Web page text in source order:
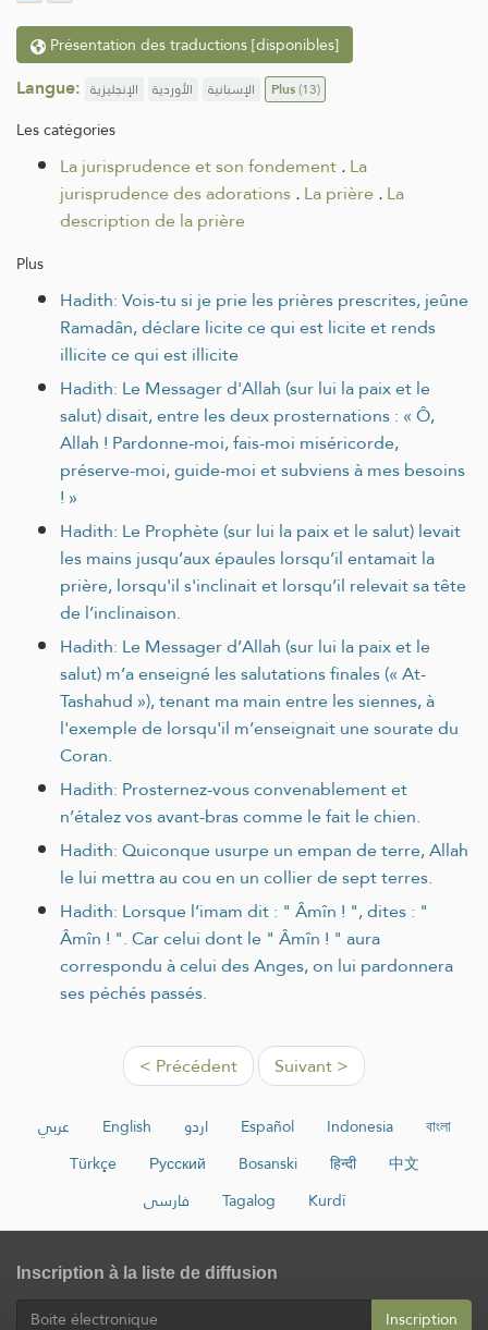
Présentation des traductions [disponibles]
Langue: الإنجليزية الأوردية الإسبانية Plus(13)
Les catégories
La jurisprudence et son fondement.La
jurisprudence des adorations.La prière .La
description de la prière
Plus
Hadith: Vois-tu si je prie les prières prescrites, jeûne
Ramadân, déclare licite ce qui est licite et rends
illicite ce qui est illicite
Hadith: Le Messager d'Allah (sur lui la paix et le
salut) disait, entre les deux prosternations : « Ô,
Allah ! Pardonne-moi, fais-moi miséricorde,
préserve-moi, guide-moi et subviens à mes besoins
! »
Hadith: Le Prophète (sur lui la paix et le salut) levait
les mains jusqu’aux épaules lorsqu’il entamait la
prière, lorsqu'il s'inclinait et lorsqu’il relevait sa tête
de l’inclinaison.
Hadith: Le Messager d’Allah (sur lui la paix et le
salut) m’a enseigné les salutations finales (« At-
Tashahud »), tenant ma main entre les siennes, à
l'exemple de lorsqu'il m’enseignait une sourate du
Coran.
Hadith: Prosternez-vous convenablement et
n’étalez vos avant-bras comme le fait le chien.
Hadith: Quiconque usurpe un empan de terre, Allah
le lui mettra au cou en un collier de sept terres.
Hadith: Lorsque l’imam dit : " Âmîn ! ", dites : "
Âmîn ! ". Car celui dont le " Âmîn ! " aura
correspondu à celui des Anges, on lui pardonnera
ses péchés passés.
< Précédent Suivant >
عربي English اردو Español Indonesia
বাংলা
Türkçe
Русский Bosanski हिन्दी
中文
فارسی
Tagalog Kurdî
Inscription à la liste de diffusion
Inscription